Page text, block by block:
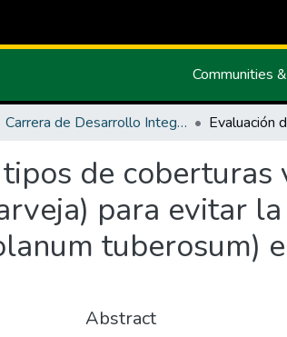
Communities
Carrera de Desarrollo Integral Agropecuario
de
para evitar
tuberosum)
Abstract